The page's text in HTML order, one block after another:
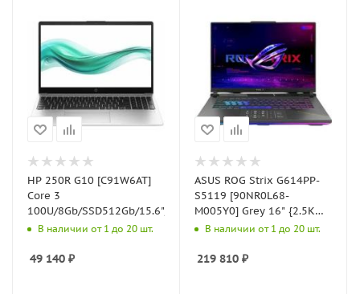
HP 250R G10 [C91W6AT]
Core 3
100U/8Gb/SSD512Gb/15.6"/HD/noOS/dk.silver
В наличии от 1 до 20 шт.
49 140 ₽
ASUS ROG Strix G614PP-
S5119 [90NR0L68-
M005Y0] Grey 16" {2.5K
Ryzen 9
5070 8Gb/noOS}
В наличии от 1 до 20 шт.
219 810 ₽